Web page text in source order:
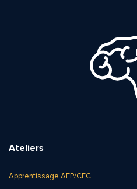
Ateliers
Apprentissage AFP/CFC